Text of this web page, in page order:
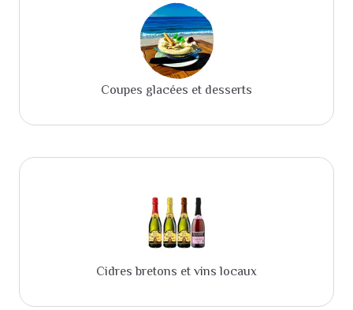
Coupes glacées et desserts
Cidres bretons et vins locaux